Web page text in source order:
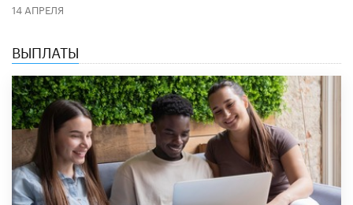
14 АПРЕЛЯ
ВЫПЛАТЫ